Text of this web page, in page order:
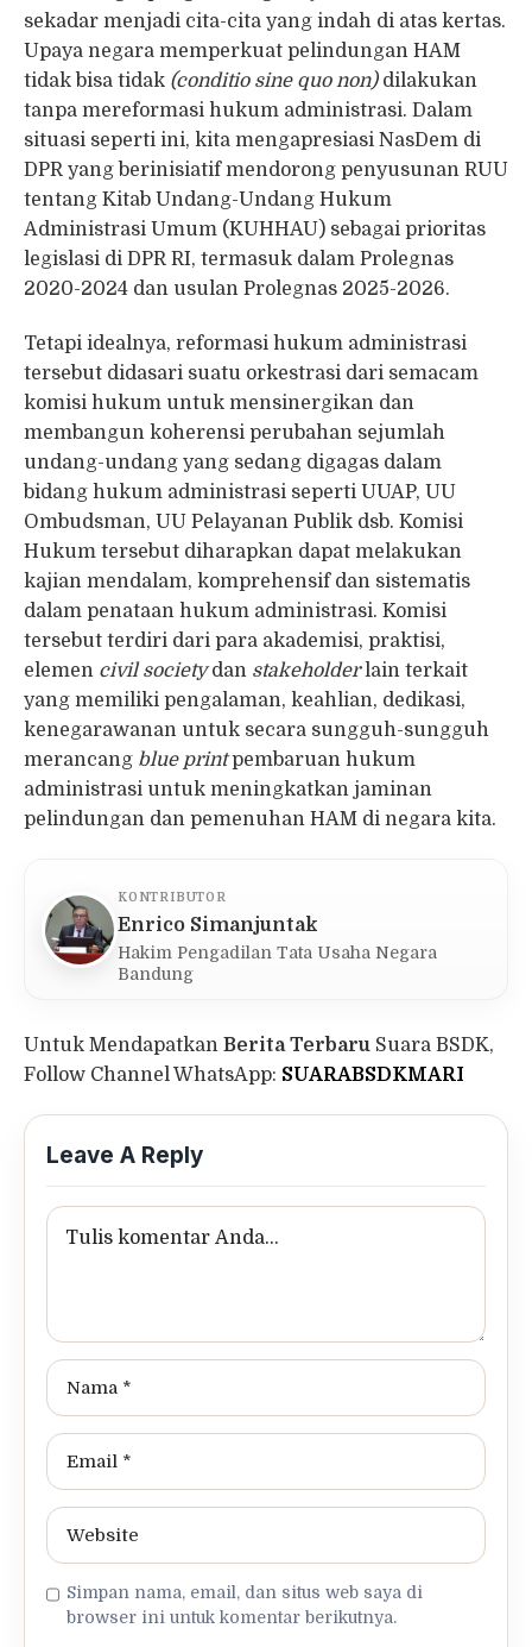
sekadar menjadi cita-cita yang indah di atas kertas.
Upaya negara memperkuat pelindungan HAM
tidak bisa tidak (conditio sine quo non)dilakukan
tanpa mereformasi hukum administrasi. Dalam
situasi seperti ini, kita mengapresiasi NasDem di
DPR yang berinisiatif mendorong penyusunan RUU
tentang Kitab Undang-Undang Hukum
Administrasi Umum (KUHHAU) sebagai prioritas
legislasi di DPR RI, termasuk dalam Prolegnas
2020-2024 dan usulan Prolegnas 2025-2026.
Tetapi idealnya, reformasi hukum administrasi
tersebut didasari suatu orkestrasi dari semacam
komisi hukum untuk mensinergikan dan
membangun koherensi perubahan sejumlah
undang-undang yang sedang digagas dalam
bidang hukum administrasi seperti UUAP, UU
Ombudsman, UU Pelayanan Publik dsb. Komisi
Hukum tersebut diharapkan dapat melakukan
kajian mendalam, komprehensif dan sistematis
dalam penataan hukum administrasi. Komisi
tersebut terdiri dari para akademisi, praktisi,
elemen civil societydan stakeholderlain terkait
yang memiliki pengalaman, keahlian, dedikasi,
kenegarawanan untuk secara sungguh-sungguh
merancang blue printpembaruan hukum
administrasi untuk meningkatkan jaminan
pelindungan dan pemenuhan HAM di negara kita.
KONTRIBUTOR
Enrico Simanjuntak
Hakim Pengadilan Tata Usaha Negara
Bandung
Untuk Mendapatkan Berita Terbaru Suara BSDK,
Follow Channel WhatsApp: SUARABSDKMARI
Leave A Reply
Simpan nama, email, dan situs web saya di
browser ini untuk komentar berikutnya.